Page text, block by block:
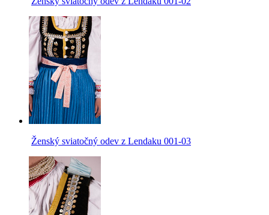
Ženský sviatočný odev z Lendaku 001-03